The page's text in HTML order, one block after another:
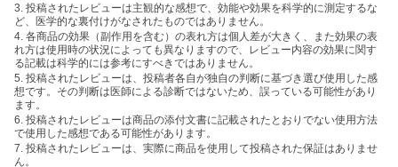
3. 投稿されたレビューは主観的な感想で、効能や効果を科学的に測定するな
ど、医学的な裏付けがなされたものではありません。
4. 各商品の効果（副作用を含む）の表れ方は個人差が大きく、また効果の表
れ方は使用時の状況によっても異なりますので、レビュー内容の効果に関す
る記載は科学的には参考にすべきではありません。
5. 投稿されたレビューは、投稿者各自が独自の判断に基づき選び使用した感
想です。その判断は医師による診断ではないため、誤っている可能性があり
ます。
6. 投稿されたレビューは商品の添付文書に記載されたとおりでない使用方法
で使用した感想である可能性があります。
7. 投稿されたレビューは、実際に商品を使用して投稿された保証はありませ
ん。